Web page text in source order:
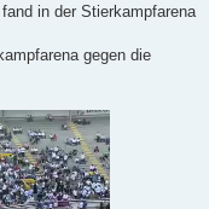
in der Stierkampfarena
gegen die